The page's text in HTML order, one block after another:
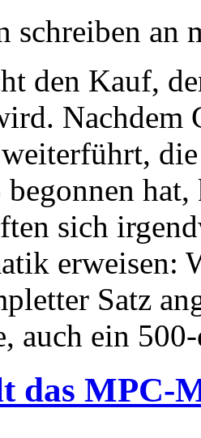
schreiben
den Kauf,
Nachdem
sich
erweisen:
Satz
auch ein
das MPC-